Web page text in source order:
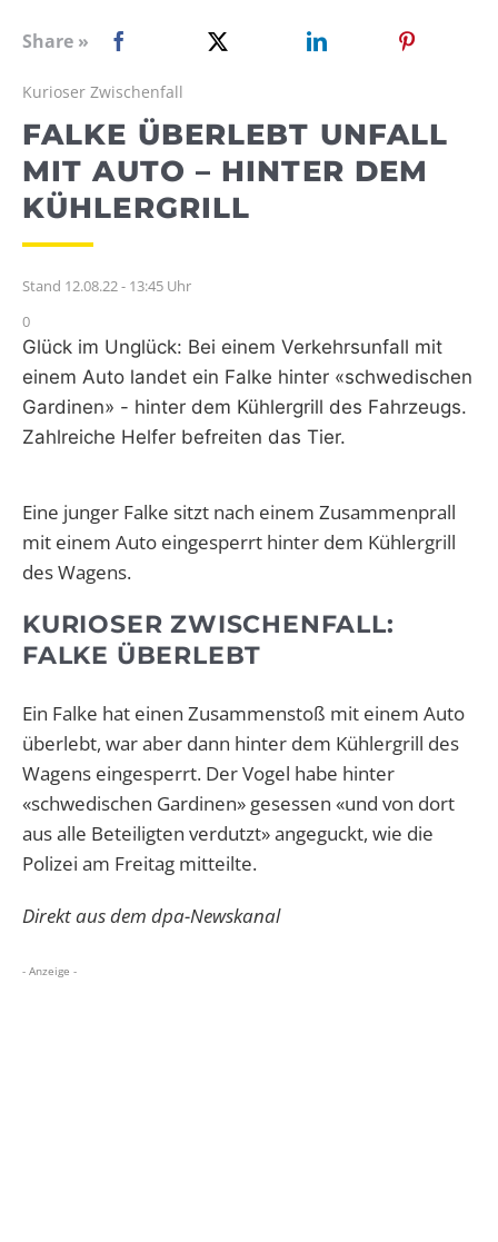
WEBRADIO
Share »
Kurioser Zwischenfall
FALKE ÜBERLEBT UNFALL
MIT AUTO – HINTER DEM
KÜHLERGRILL
Stand 12.08.22 - 13:45 Uhr
0
Glück im Unglück: Bei einem Verkehrsunfall mit
einem Auto landet ein Falke hinter «schwedischen
Gardinen» - hinter dem Kühlergrill des Fahrzeugs.
Zahlreiche Helfer befreiten das Tier.
Eine junger Falke sitzt nach einem Zusammenprall
mit einem Auto eingesperrt hinter dem Kühlergrill
des Wagens.
KURIOSER ZWISCHENFALL:
FALKE ÜBERLEBT
Ein Falke hat einen Zusammenstoß mit einem Auto
überlebt, war aber dann hinter dem Kühlergrill des
Wagens eingesperrt. Der Vogel habe hinter
«schwedischen Gardinen» gesessen «und von dort
aus alle Beteiligten verdutzt» angeguckt, wie die
Polizei am Freitag mitteilte.
Direkt aus dem dpa-Newskanal
- Anzeige -